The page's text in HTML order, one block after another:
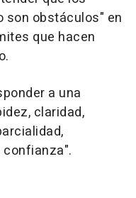
son obstáculos" en
que hacen
a una
claridad,